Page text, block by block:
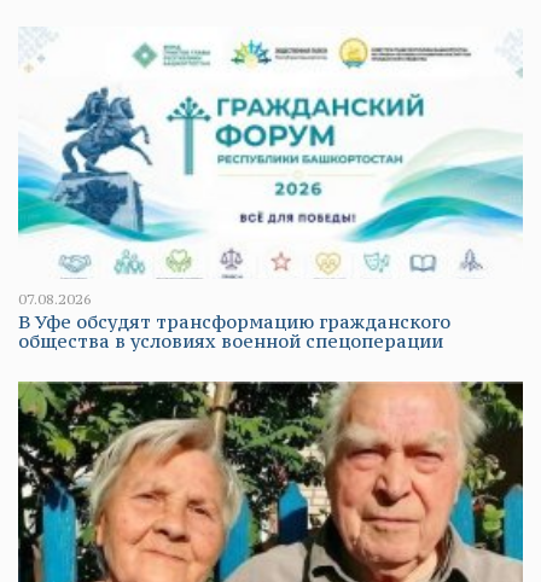
07.08.2026
В Уфе обсудят трансформацию гражданского
общества в условиях военной спецоперации